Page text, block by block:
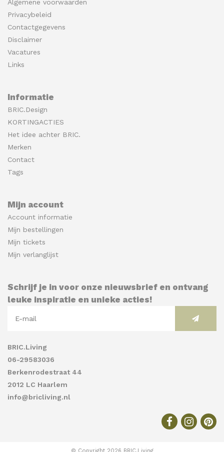
Algemene voorwaarden
Privacybeleid
Contactgegevens
Disclaimer
Vacatures
Links
Informatie
BRIC.Design
KORTINGACTIES
Het idee achter BRIC.
Merken
Contact
Tags
Mijn account
Account informatie
Mijn bestellingen
Mijn tickets
Mijn verlanglijst
Schrijf je in voor onze nieuwsbrief en ontvang
leuke inspiratie en unieke acties!
BRIC.Living
06-29583036
Berkenrodestraat 44
2012 LC Haarlem
info@bricliving.nl